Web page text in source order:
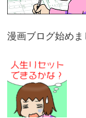
漫画ブログ始めま